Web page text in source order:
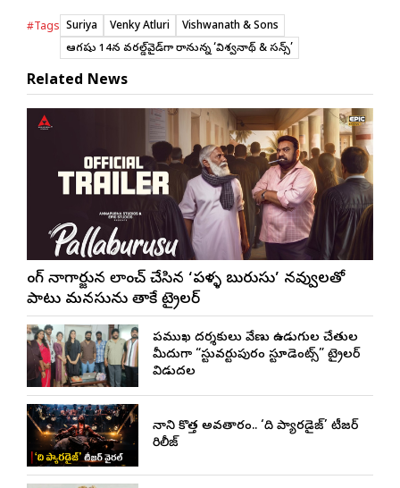
#Tags Suriya Venky Atluri
Vishwanath & Sons
ఆగష్టు 14న వరల్డ్‌వైడ్‌గా రానున్న ‘విశ్వనాథ్ & సన్స్’
Related News
కింగ్ నాగార్జున లాంచ్ చేసిన ‘పళ్ళ బురుసు’ నవ్వులతో
పాటు మనసును తాకే ట్రైలర్
ప్రముఖ దర్శకులు వేణు ఉడుగుల చేతుల
మీదుగా “స్టువర్టుపురం స్టూడెంట్స్” ట్రైలర్
విడుదల
నాని కొత్త అవతారం.. ‘ది ప్యారడైజ్’ టీజర్
రిలీజ్